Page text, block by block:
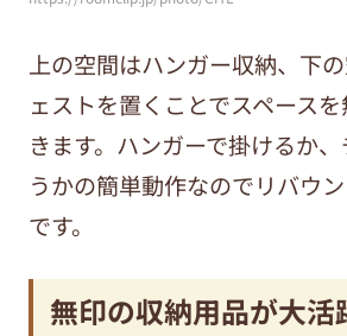
上の空間はハンガー収納、下
ェストを置くことでスペース
きます。ハンガーで掛けるか
うかの簡単動作なのでリバウ
です。
無印の収納用品が大活